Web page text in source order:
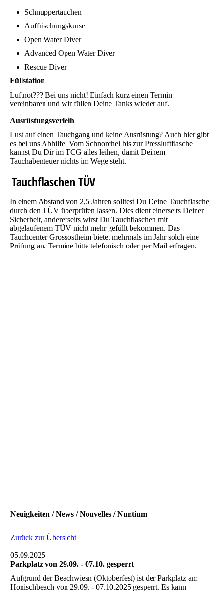
Schnuppertauchen
Auffrischungskurse
Open Water Diver
Advanced Open Water Diver
Rescue Diver
Füllstation
Luftnot??? Bei uns nicht! Einfach kurz einen Termin
vereinbaren und wir füllen Deine Tanks wieder auf.
Ausrüstungsverleih
Lust auf einen Tauchgang und keine Ausrüstung? Auch hier gibt
es bei uns Abhilfe. Vom Schnorchel bis zur Pressluftflasche
kannst Du Dir im TCG alles leihen, damit Deinem
Tauchabenteuer nichts im Wege steht.
Tauchflaschen TÜV
In einem Abstand von 2,5 Jahren solltest Du Deine Tauchflasche
durch den TÜV überprüfen lassen. Dies dient einerseits Deiner
Sicherheit, andererseits wirst Du Tauchflaschen mit
abgelaufenem TÜV nicht mehr gefüllt bekommen. Das
Tauchcenter Grossostheim bietet mehrmals im Jahr solch eine
Prüfung an. Termine bitte telefonisch oder per Mail erfragen.
Neuigkeiten / News / Nouvelles / Nuntium
Zurück zur Übersicht
05.09.2025
Parkplatz von 29.09. - 07.10. gesperrt
Aufgrund der Beachwiesn (Oktoberfest) ist der Parkplatz am
Honischbeach von 29.09. - 07.10.2025 gesperrt. Es kann